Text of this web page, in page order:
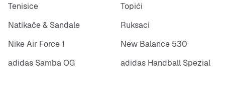
Tenisice
Topići
Natikače & Sandale
Ruksaci
Nike Air Force 1
New Balance 530
adidas Samba OG
adidas Handball Spezial